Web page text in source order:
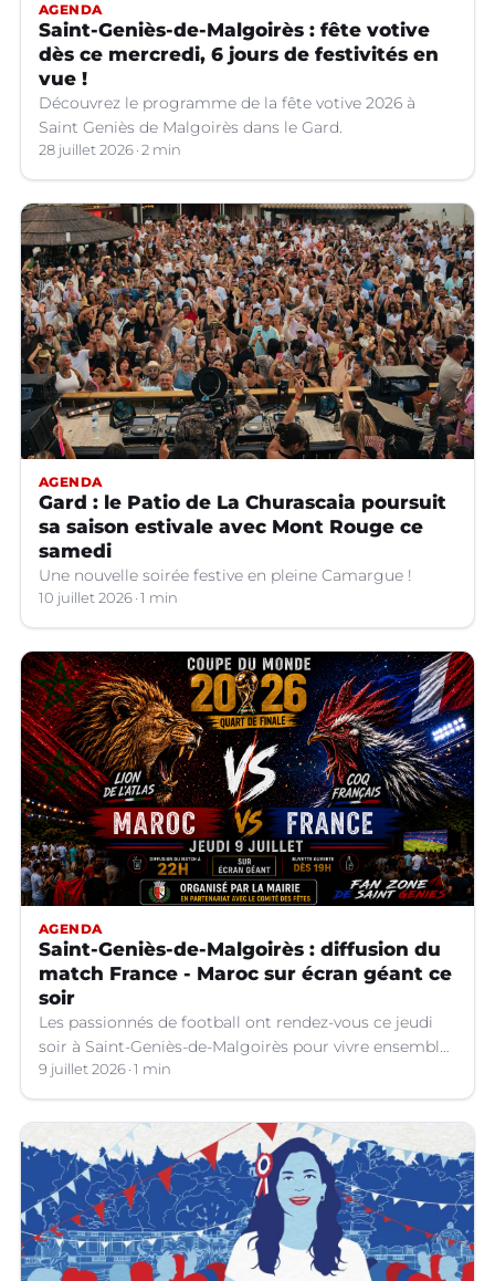
AGENDA
Saint-Geniès-de-Malgoirès : fête votive
dès ce mercredi, 6 jours de festivités en
vue !
Découvrez le programme de la fête votive 2026 à
Saint Geniès de Malgoirès dans le Gard.
28 juillet 2026 2 min
AGENDA
Gard : le Patio de La Churascaia poursuit
sa saison estivale avec Mont Rouge ce
samedi
Une nouvelle soirée festive en pleine Camargue !
10 juillet 2026 1 min
AGENDA
Saint-Geniès-de-Malgoirès : diffusion du
match France - Maroc sur écran géant ce
soir
Les passionnés de football ont rendez-vous ce jeudi
soir à Saint-Geniès-de-Malgoirès pour vivre ensemble
l'un des temps forts de la Coupe du Monde 2026.
9 juillet 2026 1 min